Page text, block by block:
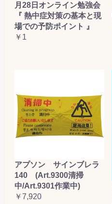
月28日オンライン勉強会
『 熱中症対策の基本と現
場での予防ポイント 』
￥1
アプソン サインブレラ
140 (Art.9300清掃
中/Art.9301作業中)
￥7,920